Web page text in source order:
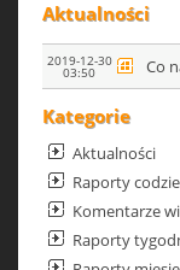
Aktualności
2019-12-30
03:50 Co
Kategorie
Aktualności
Raporty
Komentarze
Raporty